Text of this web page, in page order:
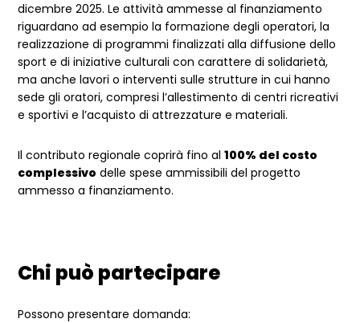
dicembre 2025. Le attività ammesse al finanziamento
riguardano ad esempio la formazione degli operatori, la
realizzazione di programmi finalizzati alla diffusione dello
sport e di iniziative culturali con carattere di solidarietà,
ma anche lavori o interventi sulle strutture in cui hanno
sede gli oratori, compresi l’allestimento di centri ricreativi
e sportivi e l’acquisto di attrezzature e materiali.
Il contributo regionale coprirà fino al100% del costo
complessivo delle spese ammissibili del progetto
ammesso a finanziamento.
Chi può partecipare
Possono presentare domanda: